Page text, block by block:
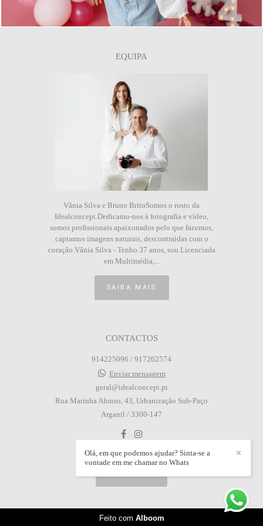
EQUIPA
Vânia Silva e Bruno BritoSomos o rosto da
Idealconcept.Dedicamo-nos à fotografia e vídeo,
somos profissionais apaixonados pelo que fazemos,
captamos imagens naturais, descontraídas com o
coração.Vânia Silva - Tenho 37 anos, sou Licenciada
em Multimédia,...
SAIBA MAIS
CONTACTOS
914225096 / 917262574
Enviar mensagem
geral@idealconcept.pt
Rua Marinha Afonso, 43, Urbanização Sub-Paço
Arganil / 3300-147
✕
Olá, em que podemos ajudar? Sinta-se a
vontade em me chamar no Whats
Feito com Alboom